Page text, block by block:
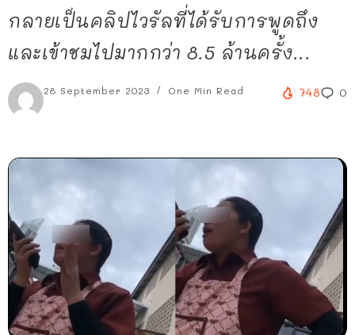
กลายเป็นคลิปไวรัลที่ได้รับการพูดถึง
และเข้าชมไปมากกว่า 8.5 ล้านครั้ง...
28 September 2023 One Min Read 748 0